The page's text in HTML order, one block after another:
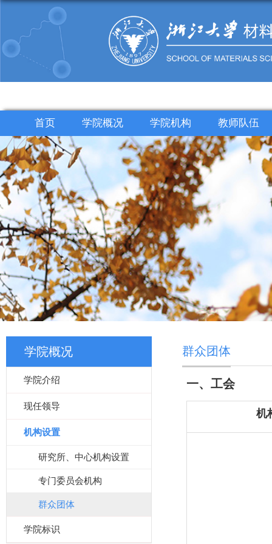
首页 学院概况 学院机构 教师队伍
学院概况
学院介绍
现任领导
机构设置
研究所、中心机构设置
专门委员会机构
群众团体
学院标识
群众团体
一、工会
机